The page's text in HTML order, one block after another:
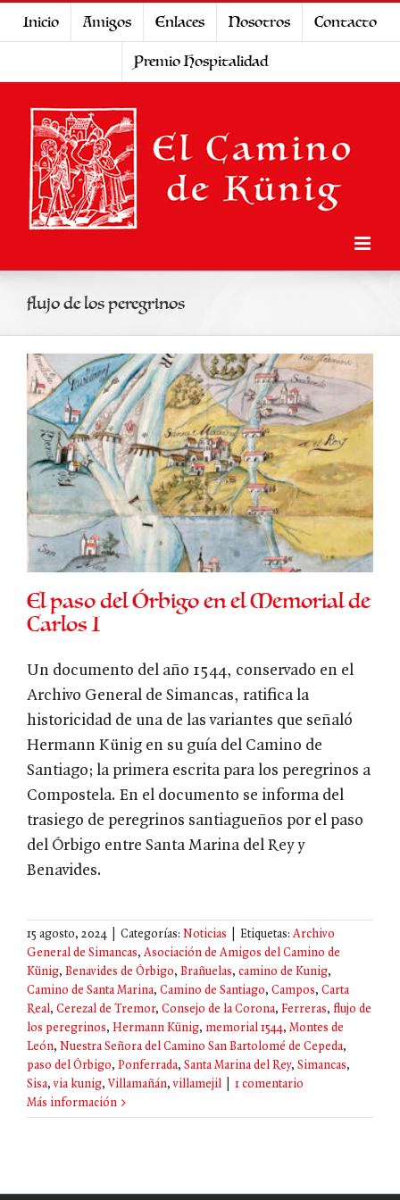
Inicio Amigos Enlaces Nosotros
Contacto
Premio Hospitalidad
flujo de los peregrinos
El paso del Órbigo en el Memorial de
Carlos I
Un documento del año 1544, conservado en el
Archivo General de Simancas, ratifica la
historicidad de una de las variantes que señaló
Hermann Künig en su guía del Camino de
Santiago; la primera escrita para los peregrinos a
Compostela. En el documento se informa del
trasiego de peregrinos santiagueños por el paso
del Órbigo entre Santa Marina del Rey y
Benavides.
15 agosto, 2024 Categorías: Noticias Etiquetas: Archivo
General de Simancas, Asociación de Amigos del Camino de
Künig, Benavides de Órbigo, Brañuelas, camino de Kunig,
Camino de Santa Marina, Camino de Santiago, Campos, Carta
Real, Cerezal de Tremor, Consejo de la Corona, Ferreras, flujo de
los peregrinos, Hermann Künig, memorial 1544, Montes de
León, Nuestra Señora del Camino San Bartolomé de Cepeda,
paso del Órbigo, Ponferrada, Santa Marina del Rey, Simancas,
Sisa,via kunig, Villamañán,villamejil
1 comentario
Más información